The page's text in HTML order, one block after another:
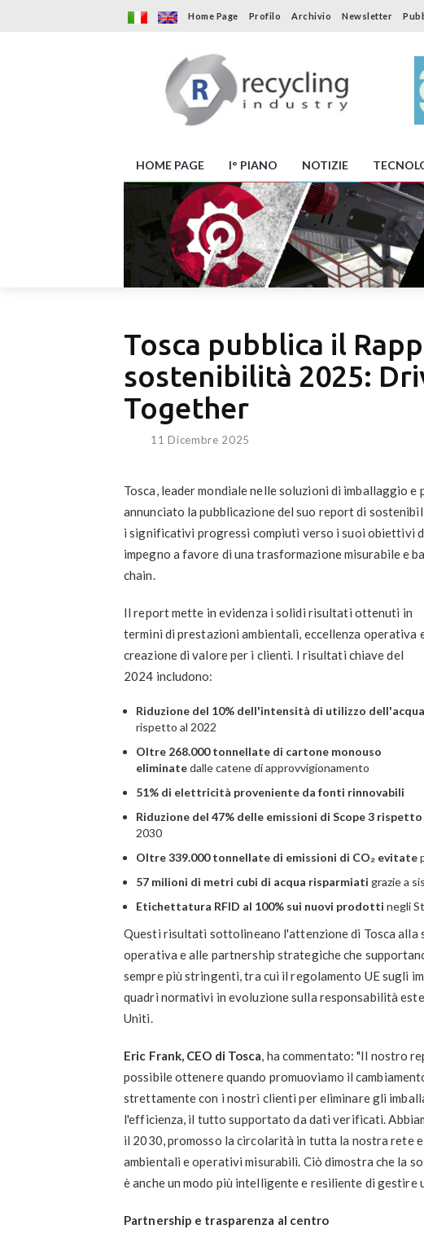
Home Page Profilo Archivio Newsletter
HOME PAGE I° PIANO NOTIZIE
Tosca pubblica il
sostenibilità 2025:
Together
11 Dicembre 2025
Tosca, leader mondiale nelle soluzioni di imballaggio
annunciato la pubblicazione del suo report di
i significativi progressi compiuti verso i suoi obiettivi
impegno a favore di una trasformazione misurabile e
chain.
Il report mette in evidenza i solidi risultati ottenuti in
termini di prestazioni ambientali, eccellenza operativa
creazione di valore per i clienti. I risultati chiave del
2024 includono:
Riduzione del 10% dell'intensità di utilizzo dell'acqua
rispetto al 2022
Oltre 268.000 tonnellate di cartone monouso
eliminatedalle catene di approvvigionamento
51% di elettricità proveniente da fonti rinnovabili
Riduzione del 47% delle emissioni di Scope 3 rispetto
2030
Oltre 339.000 tonnellate di emissioni di CO₂ evitate
57 milioni di metri cubi di acqua risparmiati grazie a
Etichettatura RFID al 100% sui nuovi prodotti negli
Questi risultati sottolineano l'attenzione di Tosca alla
operativa e alle partnership strategiche che
sempre più stringenti, tra cui il regolamento UE sugli
quadri normativi in evoluzione sulla responsabilità
Uniti.
Eric Frank, CEO di Tosca, ha commentato: "Il nostro
possibile ottenere quando promuoviamo il
strettamente con i nostri clienti per eliminare gli
l'efficienza, il tutto supportato da dati verificati.
il 2030, promosso la circolarità in tutta la nostra rete
ambientali e operativi misurabili. Ciò dimostra che la
è anche un modo più intelligente e resiliente di gestire
Partnership e trasparenza al centro